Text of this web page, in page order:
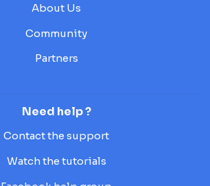
About Us
Community
Partners
Need help ?
Contact the support
Watch the tutorials